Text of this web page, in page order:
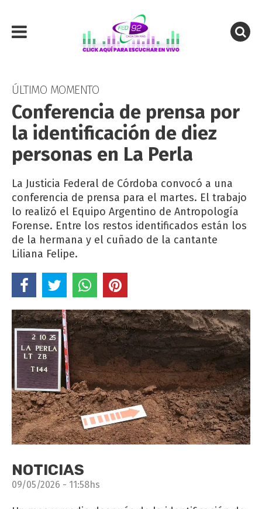
ÚLTIMO MOMENTO
Conferencia de prensa por
la identificación de diez
personas en La Perla
La Justicia Federal de Córdoba convocó a una
conferencia de prensa para el martes. El trabajo
lo realizó el Equipo Argentino de Antropología
Forense. Entre los restos identificados están los
de la hermana y el cuñado de la cantante
Liliana Felipe.
NOTICIAS
09/05/2026 - 11:58hs